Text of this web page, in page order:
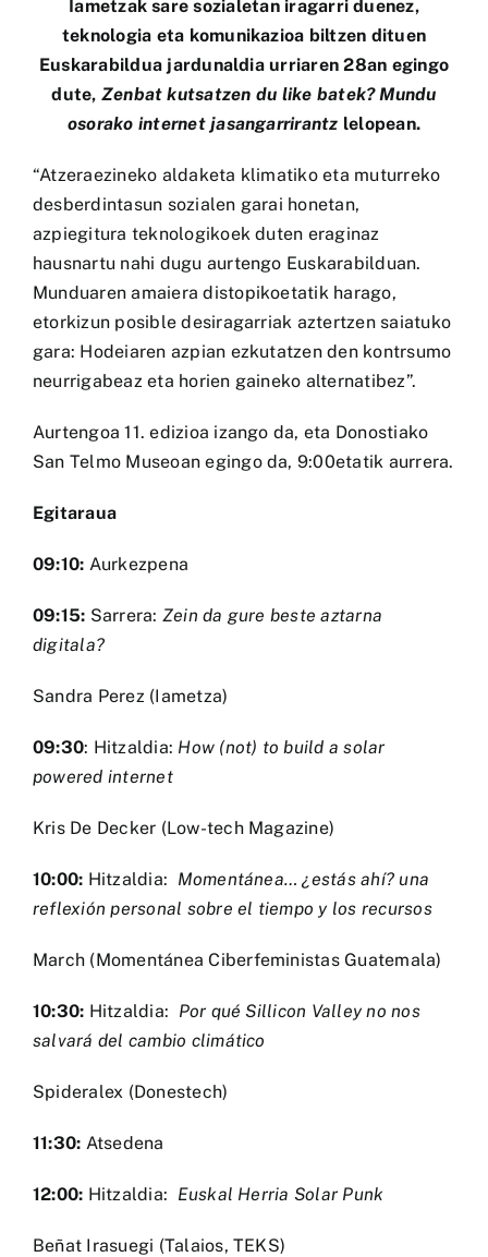
Iametzak sare sozialetan iragarri duenez,
teknologia eta komunikazioa biltzen dituen
Euskarabildua jardunaldia urriaren 28an egingo
dute, Zenbat kutsatzen du like batek? Mundu
osorako internet jasangarrirantz lelopean.
“Atzeraezineko aldaketa klimatiko eta muturreko
desberdintasun sozialen garai honetan,
azpiegitura teknologikoek duten eraginaz
hausnartu nahi dugu aurtengo Euskarabilduan.
Munduaren amaiera distopikoetatik harago,
etorkizun posible desiragarriak aztertzen saiatuko
gara: Hodeiaren azpian ezkutatzen den kontrsumo
neurrigabeaz eta horien gaineko alternatibez”.
Aurtengoa 11. edizioa izango da, eta Donostiako
San Telmo Museoan egingo da, 9:00etatik aurrera.
Egitaraua
09:10: Aurkezpena
09:15: Sarrera: Zein da gure beste aztarna
digitala?
Sandra Perez (Iametza)
09:30: Hitzaldia: How (not) to build a solar
powered internet
Kris De Decker (Low-tech Magazine)
10:00: Hitzaldia: Momentánea… ¿estás ahí? una
reflexión personal sobre el tiempo y los recursos
March (Momentánea Ciberfeministas Guatemala)
10:30: Hitzaldia: Por qué Sillicon Valley no nos
salvará del cambio climático
Spideralex (Donestech)
11:30: Atsedena
12:00: Hitzaldia: Euskal Herria Solar Punk
Beñat Irasuegi (Talaios, TEKS)